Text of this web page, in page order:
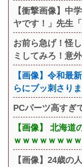
【衝撃画像】中
ヤです！」先生
お前ら急げ！怪
ミしてみろ！意
【画像】令和最
らにブッ刺さり
PCパーツ高すぎ
【画像】 北海道
ｗｗｗｗｗｗｗ
【画像】24歳の